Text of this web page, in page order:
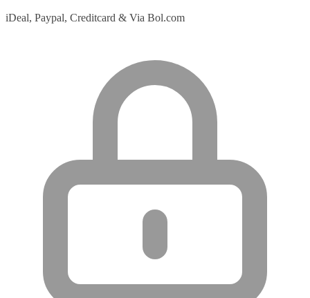
iDeal, Paypal, Creditcard & Via Bol.com